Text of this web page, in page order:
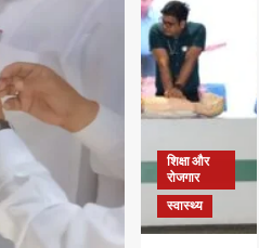
शिक्षा और
रोजगार
स्वास्थ्य